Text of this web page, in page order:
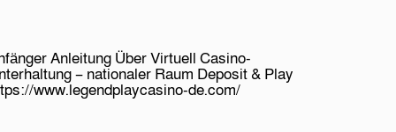
Anleitung Über Virtuell Casino-
– nationaler Raum Deposit & Play
www.legendplaycasino-de.com/